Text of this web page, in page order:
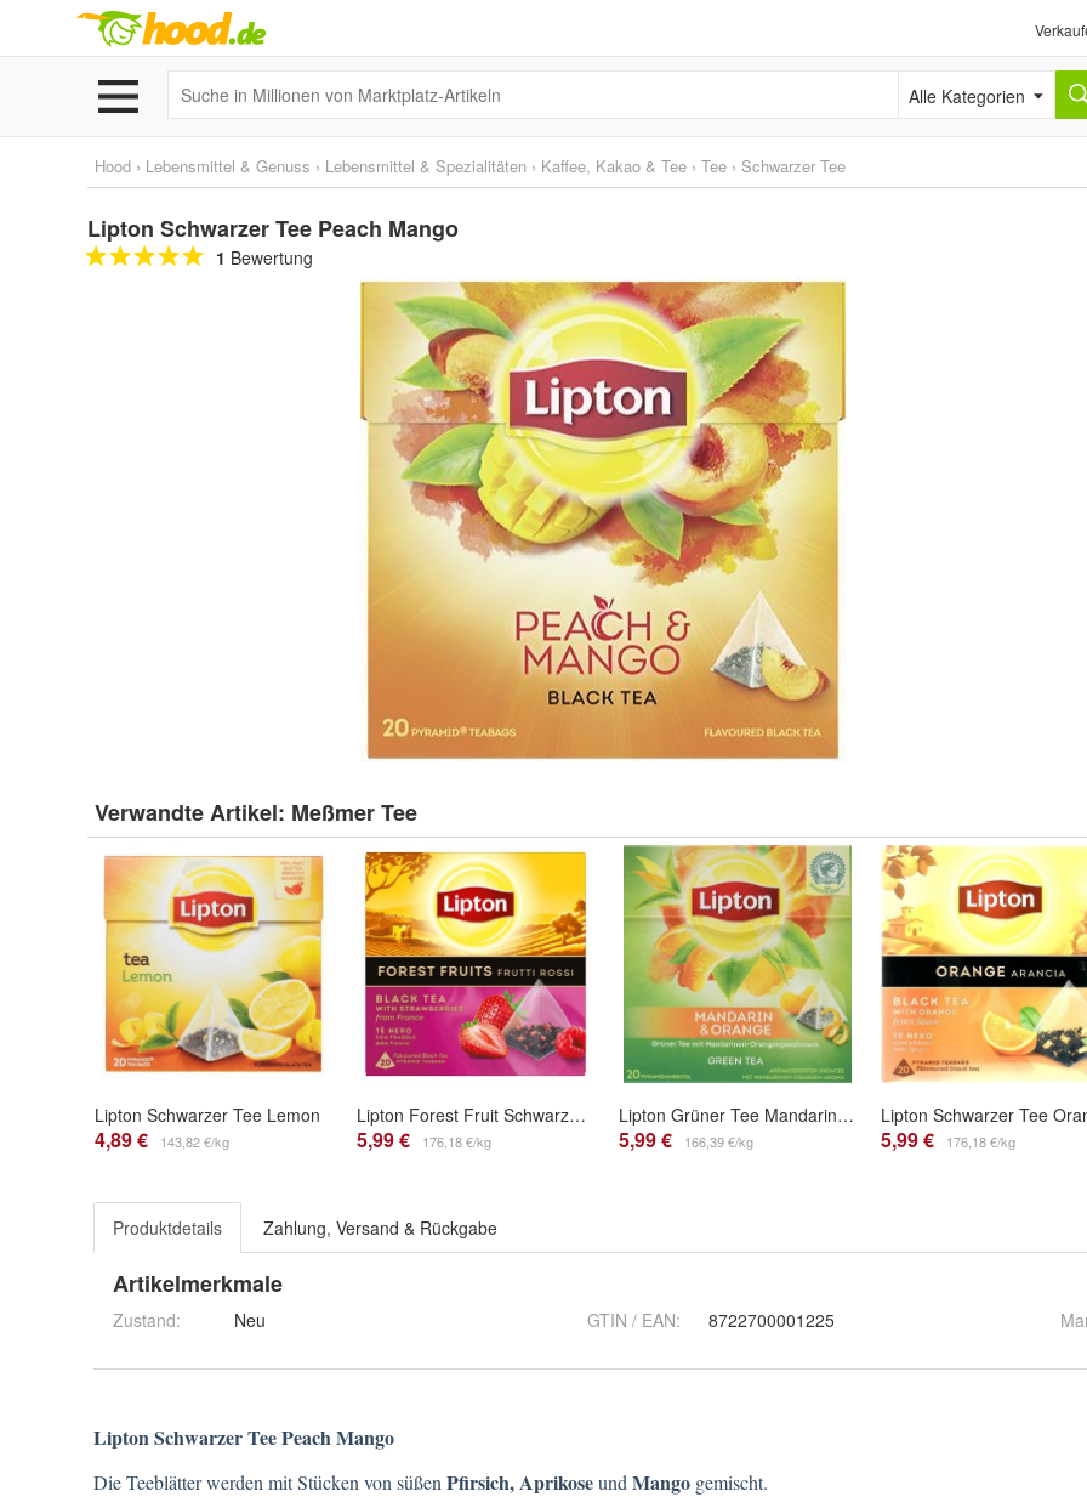
Alle Kategorien
Hood › Lebensmittel & Genuss › Lebensmittel & Spezialitäten › Kaffee, Kakao & Tee › Tee › Schwarzer Tee
Lipton Schwarzer Tee Peach Mango
1 Bewertung
Verwandte Artikel: Meßmer Tee
Lipton Schwarzer Tee Lemon
4,89 € 143,82 €/kg
Lipton Forest Fruit Schwarzer Tee Waldfruchtgeschmack
5,99 € 176,18 €/kg
Lipton Grüner Tee Mandarine Orange
5,99 € 166,39 €/kg 5,99 € 176,18 €/kg
Produktdetails Zahlung, Versand & Rückgabe
Artikelmerkmale
Zustand: Neu GTIN / EAN: 8722700001225